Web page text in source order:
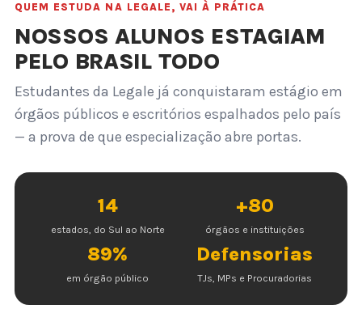
QUEM ESTUDA NA LEGALE, VAI À PRÁTICA
NOSSOS ALUNOS ESTAGIAM
PELO BRASIL TODO
Estudantes da Legale já conquistaram estágio em
órgãos públicos e escritórios espalhados pelo país
— a prova de que especialização abre portas.
14
estados, do Sul ao Norte
+80
órgãos e instituições
89%
em órgão público
Defensorias
TJs, MPs e Procuradorias